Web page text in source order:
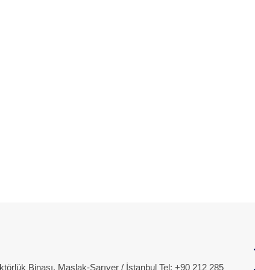
Binası, Maslak-Sarıyer / İstanbul Tel: +90 212 285